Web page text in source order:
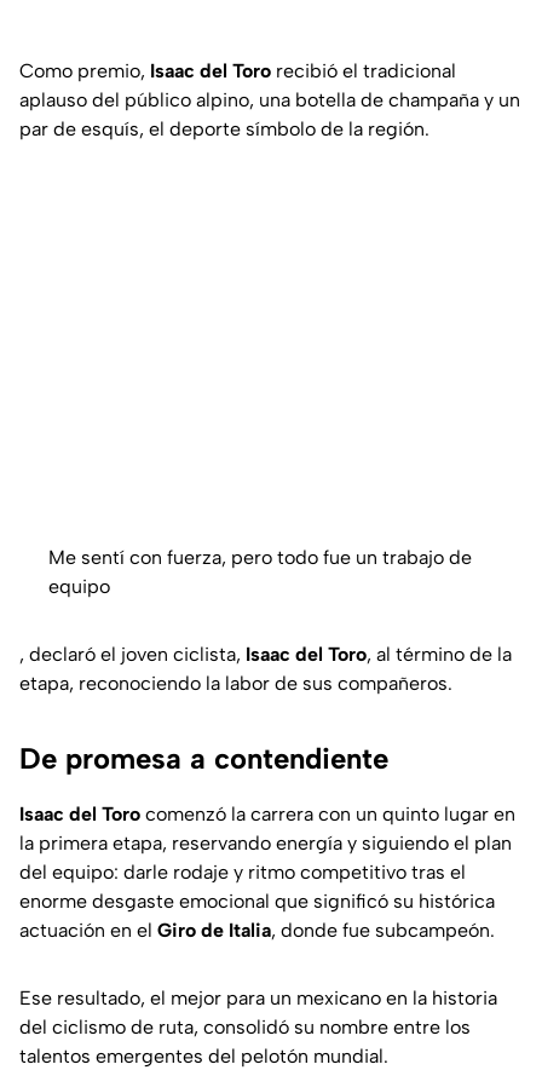
Como premio, Isaac del Toro recibió el tradicional
aplauso del público alpino, una botella de champaña y un
par de esquís, el deporte símbolo de la región.
Me sentí con fuerza, pero todo fue un trabajo de
equipo
, declaró el joven ciclista, Isaac del Toro, al término de la
etapa, reconociendo la labor de sus compañeros.
De promesa a contendiente
Isaac del Toro comenzó la carrera con un quinto lugar en
la primera etapa, reservando energía y siguiendo el plan
del equipo: darle rodaje y ritmo competitivo tras el
enorme desgaste emocional que significó su histórica
actuación en el Giro de Italia, donde fue subcampeón.
Ese resultado, el mejor para un mexicano en la historia
del ciclismo de ruta, consolidó su nombre entre los
talentos emergentes del pelotón mundial.